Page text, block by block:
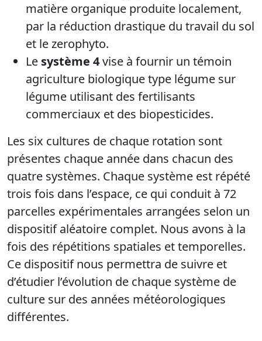
matière organique produite localement,
par la réduction drastique du travail du sol
et le zerophyto.
Le système 4vise à fournir un témoin
agriculture biologique type légume sur
légume utilisant des fertilisants
commerciaux et des biopesticides.
Les six cultures de chaque rotation sont
présentes chaque année dans chacun des
quatre systèmes. Chaque système est répété
trois fois dans l’espace, ce qui conduit à 72
parcelles expérimentales arrangées selon un
dispositif aléatoire complet. Nous avons à la
fois des répétitions spatiales et temporelles.
Ce dispositif nous permettra de suivre et
d’étudier l’évolution de chaque système de
culture sur des années météorologiques
différentes.